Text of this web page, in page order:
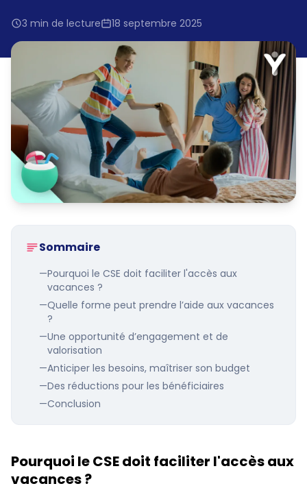
3 min de lecture 18 septembre 2025
Sommaire
—Pourquoi le CSE doit faciliter l'accès aux
vacances ?
—Quelle forme peut prendre l’aide aux vacances
?
—Une opportunité d’engagement et de
valorisation
—Anticiper les besoins, maîtriser son budget
—Des réductions pour les bénéficiaires
—Conclusion
Pourquoi le CSE doit faciliter l'accès aux
vacances ?